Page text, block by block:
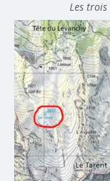
Les trois